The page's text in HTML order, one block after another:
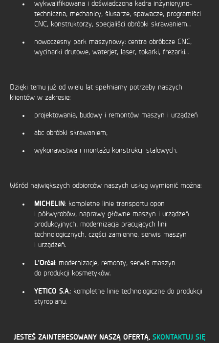
wykwalifikowana i doświadczona kadra inżynieryjno-
techniczna, mechanicy, ślusarze, spawacze, programiści
CNC, konstruktorzy, specjaliści obróbki skrawaniem…
nowoczesny park maszynowy: centra obróbcze CNC,
wycinarki drutowe, waterjet, laser, tokarki, frezarki…
Dzięki temu już od wielu lat spełniamy potrzeby naszych
klientów w zakresie:
projektowania, budowy i remontów maszyn i urządzeń
abc obróbki skrawaniem,
wykonawstwa i montażu konstrukcji stalowych,
Wśród największych odbiorców naszych usług wymienić można:
MICHELIN: kompletne linie transportu opon
i półwyrobów, naprawy główne maszyn i urządzeń
produkcyjnych, modernizacja pracujących linii
technologicznych, części zamienne, serwis maszyn
i urządzeń.
L'Oréal: modernizacje, remonty, serwis maszyn
do produkcji kosmetyków.
YETICO S.A.: kompletne linie technologiczne do produkcji
styropianu.
JESTEŚ ZAINTERESOWANY NASZĄ OFERTĄ, SKONTAKTUJ SIĘ